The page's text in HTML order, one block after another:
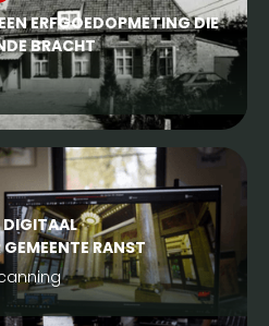
ERFGOEDOPMETING DIE
BRACHT
DIGITAAL
RANST